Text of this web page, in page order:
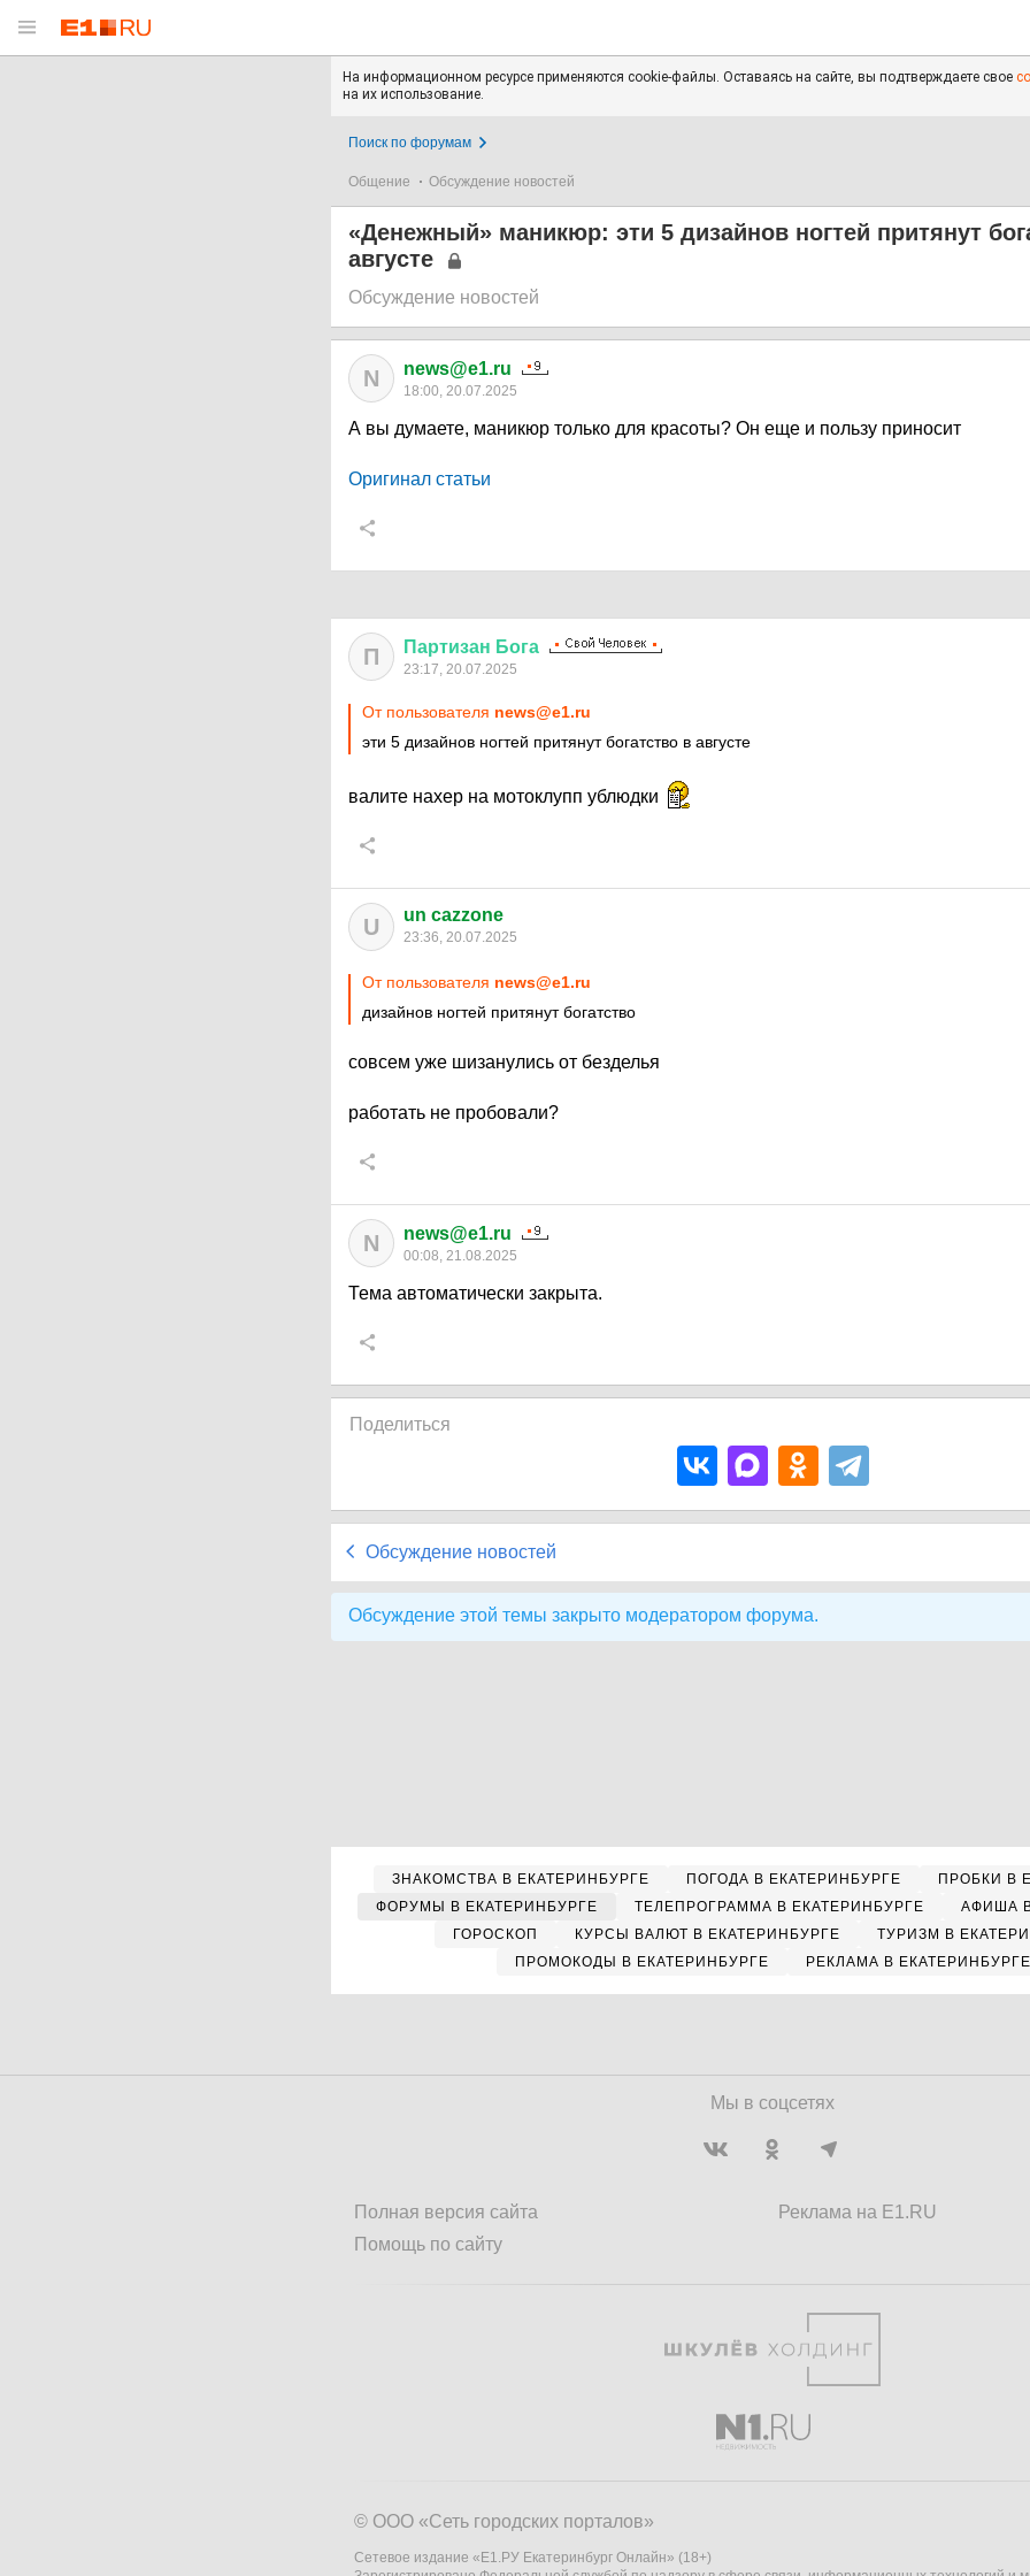
На информационном ресурсе применяются cookie-файлы. Оставаясь на сайте, вы подтверждаете свое
на их использование.
Поиск по форумам
Общение Обсуждение новостей
«Денежный» маникюр: эти 5 дизайнов ногтей притянут
августе
Обсуждение новостей
N news@e1.ru
18:00, 20.07.2025
А вы думаете, маникюр только для красоты? Он еще и пользу приносит
Оригинал статьи
П Партизан Бога
23:17, 20.07.2025
От пользователя news@e1.ru
эти 5 дизайнов ногтей притянут богатство в августе
валите нахер на мотоклупп ублюдки
U un cazzone
23:36, 20.07.2025
От пользователя news@e1.ru
дизайнов ногтей притянут богатство
совсем уже шизанулись от безделья
работать не пробовали?
N news@e1.ru
00:08, 21.08.2025
Тема автоматически закрыта.
Поделиться
Обсуждение новостей
Обсуждение этой темы закрыто модератором форума.
ЗНАКОМСТВА В ЕКАТЕРИНБУРГЕ ПОГОДА В ЕКАТЕРИНБУРГЕ
ПРОБКИ В
ФОРУМЫ В ЕКАТЕРИНБУРГЕ
ТЕЛЕПРОГРАММА В ЕКАТЕРИНБУРГЕ
АФИША
ГОРОСКОП
КУРСЫ ВАЛЮТ В ЕКАТЕРИНБУРГЕ
ТУРИЗМ В
ПРОМОКОДЫ В ЕКАТЕРИНБУРГЕ
РЕКЛАМА В ЕКАТЕРИНБУРГЕ
Мы в соцсетях
Полная версия сайта
Помощь по сайту
Реклама на E1.RU
© ООО «Сеть городских порталов»
Сетевое издание «Е1.РУ Екатеринбург Онлайн» (18+)